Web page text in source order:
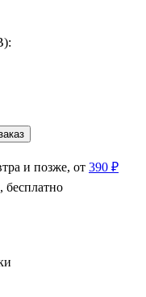
и позже, от 390 ₽
бесплатно